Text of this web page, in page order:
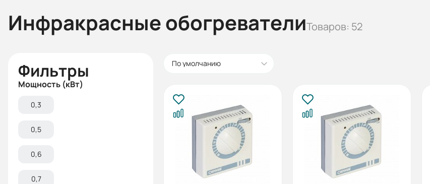
Инфракрасные обогревателиТоваров: 52
Фильтры
Мощность (кВт)
0,3
0,5
0,6
0,7
По умолчанию